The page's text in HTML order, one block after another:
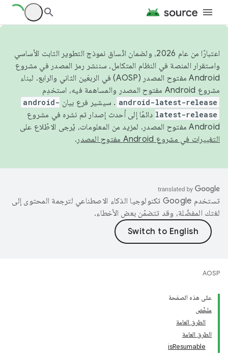
اعتبارًا من عام 2026، ولضمان اتّساق نموذج التطوير الثابت الأساسي
واستقرار المنصة في النظام المتكامل، سننشر رمز المصدر في مشروع
Android مفتوح المصدر (AOSP) في الربعَين الثاني والرابع. لبناء
مشروع Android مفتوح المصدر والمساهمة فيه، استخدِم
android-latest-release . سيشير فرع بيان android-
latest-release دائمًا إلى أحدث إصدار تم نشره في مشروع
Android مفتوح المصدر. لمزيد من المعلومات، يُرجى الاطّلاع على
التغييرات في مشروع Android مفتوح المصدر
.
تستخدم Google تكنولوجيا الذكاء الاصطناعي لترجمة المحتوى إلى
لغتك المفضّلة، وقد تتضمّن بعض الأخطاء.
AOSP
على هذه الصفحة
ملخّص
الطرق العامة
الطرق العامة
isResumable